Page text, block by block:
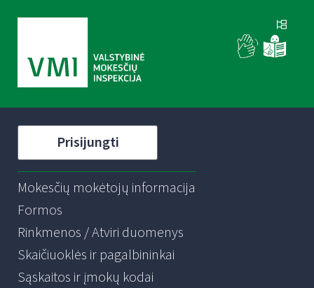
Prisijungti
Mokesčių mokėtojų informacija
Formos
Rinkmenos / Atviri duomenys
Skaičiuoklės ir pagalbininkai
Sąskaitos ir įmokų kodai